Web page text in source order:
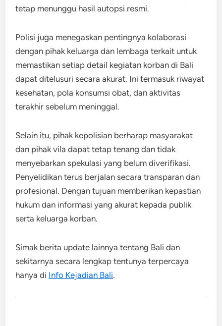
tetap menunggu hasil autopsi resmi.
Polisi juga menegaskan pentingnya kolaborasi
dengan pihak keluarga dan lembaga terkait untuk
memastikan setiap detail kegiatan korban di Bali
dapat ditelusuri secara akurat. Ini termasuk riwayat
kesehatan, pola konsumsi obat, dan aktivitas
terakhir sebelum meninggal.
Selain itu, pihak kepolisian berharap masyarakat
dan pihak vila dapat tetap tenang dan tidak
menyebarkan spekulasi yang belum diverifikasi.
Penyelidikan terus berjalan secara transparan dan
profesional. Dengan tujuan memberikan kepastian
hukum dan informasi yang akurat kepada publik
serta keluarga korban.
Simak berita update lainnya tentang Bali dan
sekitarnya secara lengkap tentunya terpercaya
hanya di Info Kejadian Bali.